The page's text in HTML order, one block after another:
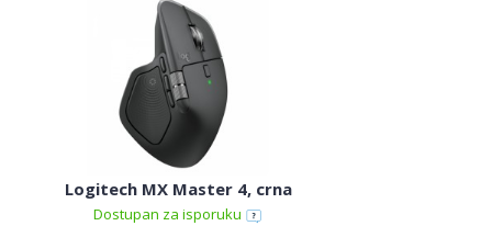
Logitech MX Master 4, crna
Dostupan za isporuku